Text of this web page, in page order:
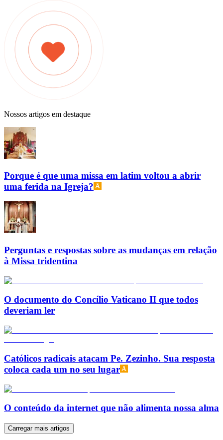
Nossos artigos em destaque
Porque é que uma missa em latim voltou a abrir
uma ferida na Igreja?
Perguntas e respostas sobre as mudanças em relação
à Missa tridentina
O documento do Concílio Vaticano II que todos
deveriam ler
Católicos radicais atacam Pe. Zezinho. Sua resposta
coloca cada um no seu lugar
O conteúdo da internet que não alimenta nossa alma
Carregar mais artigos